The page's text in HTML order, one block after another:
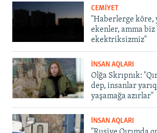
CEMİYET
"Haberlerge köre,
ekenler, amma
ekektriksizmiz"
İNSAN AQLARI
Olğa Skrıpnık:
dep, insanlar
yaşamağa azırlar"
İNSAN AQLARI